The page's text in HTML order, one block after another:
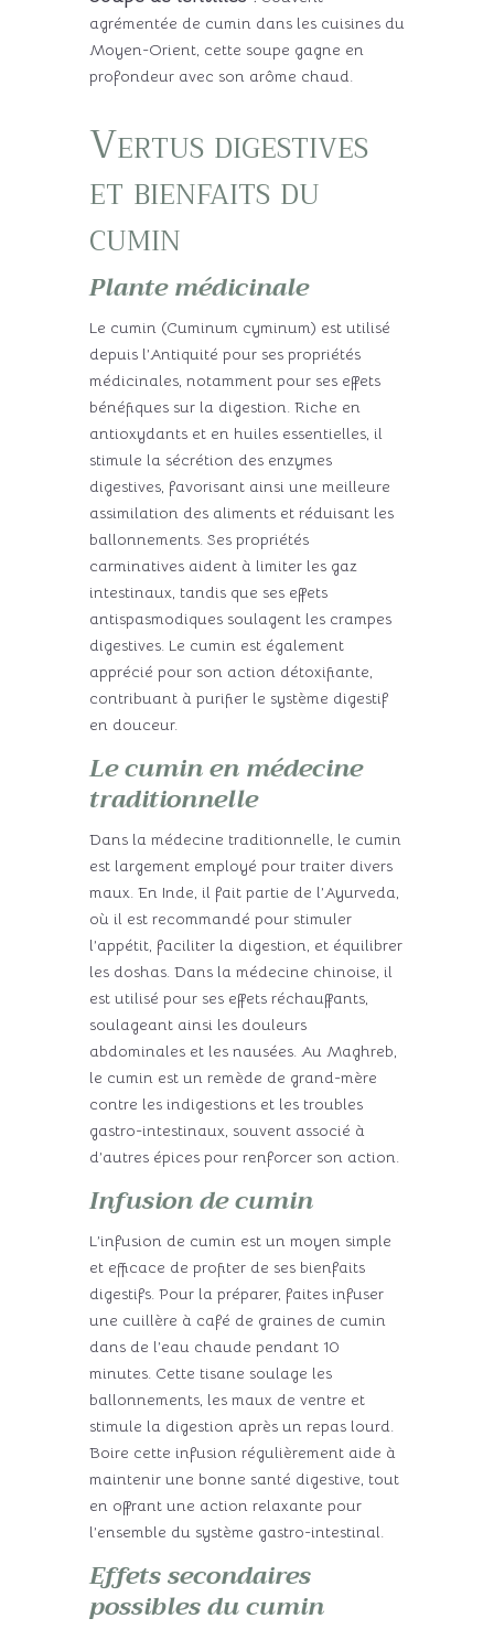
agrémentée de cumin dans les cuisines du
Moyen-Orient, cette soupe gagne en
profondeur avec son arôme chaud.
Vertus digestives
et bienfaits du
cumin
Plante médicinale
Le cumin (Cuminum cyminum) est utilisé
depuis l’Antiquité pour ses propriétés
médicinales, notamment pour ses effets
bénéfiques sur la digestion. Riche en
antioxydants et en huiles essentielles, il
stimule la sécrétion des enzymes
digestives, favorisant ainsi une meilleure
assimilation des aliments et réduisant les
ballonnements. Ses propriétés
carminatives aident à limiter les gaz
intestinaux, tandis que ses effets
antispasmodiques soulagent les crampes
digestives. Le cumin est également
apprécié pour son action détoxifiante,
contribuant à purifier le système digestif
en douceur.
Le cumin en médecine
traditionnelle
Dans la médecine traditionnelle, le cumin
est largement employé pour traiter divers
maux. En Inde, il fait partie de l’Ayurveda,
où il est recommandé pour stimuler
l’appétit, faciliter la digestion, et équilibrer
les doshas. Dans la médecine chinoise, il
est utilisé pour ses effets réchauffants,
soulageant ainsi les douleurs
abdominales et les nausées. Au Maghreb,
le cumin est un remède de grand-mère
contre les indigestions et les troubles
gastro-intestinaux, souvent associé à
d’autres épices pour renforcer son action.
Infusion de cumin
L’infusion de cumin est un moyen simple
et efficace de profiter de ses bienfaits
digestifs. Pour la préparer, faites infuser
une cuillère à café de graines de cumin
dans de l’eau chaude pendant 10
minutes. Cette tisane soulage les
ballonnements, les maux de ventre et
stimule la digestion après un repas lourd.
Boire cette infusion régulièrement aide à
maintenir une bonne santé digestive, tout
en offrant une action relaxante pour
l’ensemble du système gastro-intestinal.
Effets secondaires
possibles du cumin